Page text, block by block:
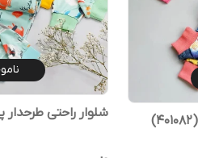
شلوار راحتی طرحدار